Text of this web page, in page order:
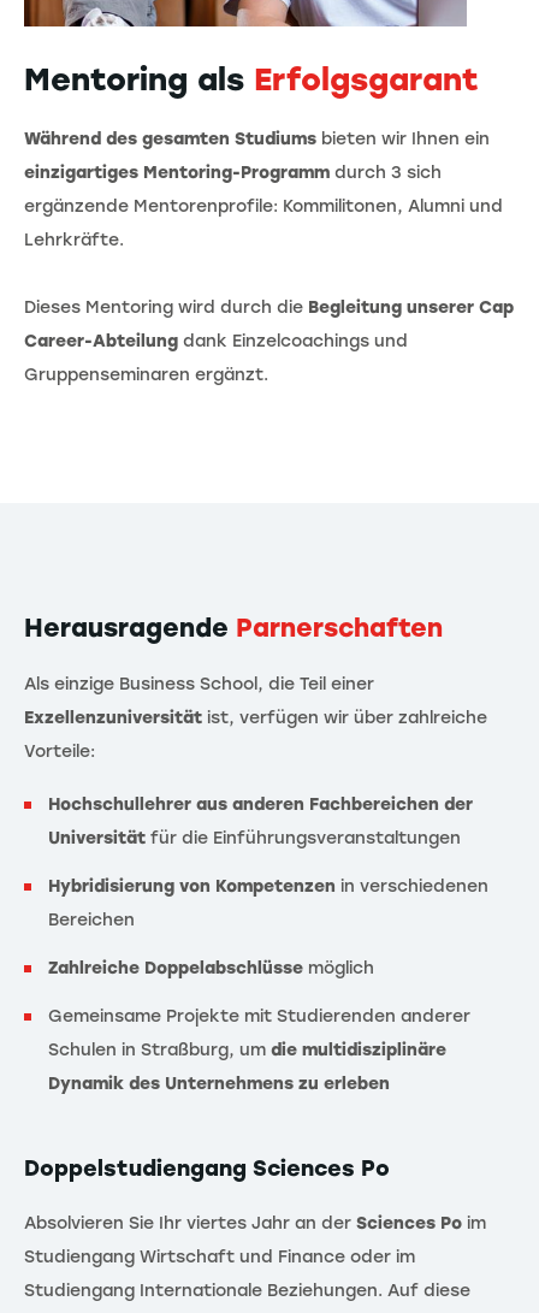
Mentoring als Erfolgsgarant
Während des gesamten Studiums bieten wir Ihnen ein
einzigartiges Mentoring-Programm durch 3 sich
ergänzende Mentorenprofile: Kommilitonen, Alumni und
Lehrkräfte.
Dieses Mentoring wird durch die Begleitung unserer Cap
Career-Abteilung dank Einzelcoachings und
Gruppenseminaren ergänzt.
Herausragende Parnerschaften
Als einzige Business School, die Teil einer
Exzellenzuniversität ist, verfügen wir über zahlreiche
Vorteile:
Hochschullehrer aus anderen Fachbereichen der
Universität für die Einführungsveranstaltungen
Hybridisierung von Kompetenzen in verschiedenen
Bereichen
Zahlreiche Doppelabschlüsse möglich
Gemeinsame Projekte mit Studierenden anderer
Schulen in Straßburg, um die multidisziplinäre
Dynamik des Unternehmens zu erleben
Doppelstudiengang Sciences Po
Absolvieren Sie Ihr viertes Jahr an der Sciences Po im
Studiengang Wirtschaft und Finance oder im
Studiengang Internationale Beziehungen. Auf diese